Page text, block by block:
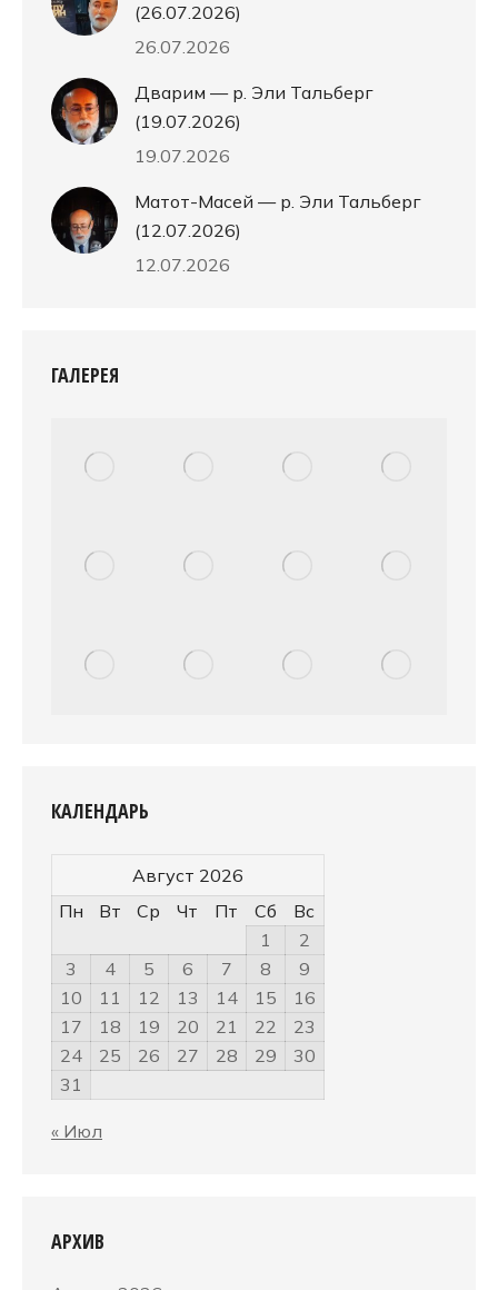
(26.07.2026)
26.07.2026
Дварим — р. Эли Тальберг
(19.07.2026)
19.07.2026
Матот-Масей — р. Эли Тальберг
(12.07.2026)
12.07.2026
ГАЛЕРЕЯ
КАЛЕНДАРЬ
Август 2026
Пн
Вт Ср Чт Пт Сб
Вс
1
2
3
4 5 6 7 8
9
10
11 12 13 14 15
16
17
18 19 20 21 22
23
24
25 26 27 28 29
30
31
« Июл
АРХИВ